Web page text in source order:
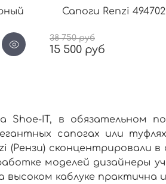
Сапоги Renzi
38 750 руб
15 500 руб
Shoe-IT, в обязательном
сапогах или
(Рензи) сконцентрировали в
моделей дизайнеры
каблуке практична